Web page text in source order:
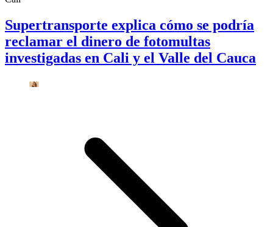
Supertransporte explica cómo se podría
reclamar el dinero de fotomultas
investigadas en Cali y el Valle del Cauca